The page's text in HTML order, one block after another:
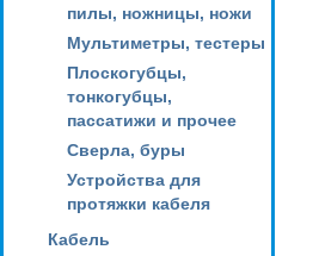
пилы, ножницы, ножи
Мультиметры, тестеры
Плоскогубцы,
тонкогубцы,
пассатижи и прочее
Сверла, буры
Устройства для
протяжки кабеля
Кабель